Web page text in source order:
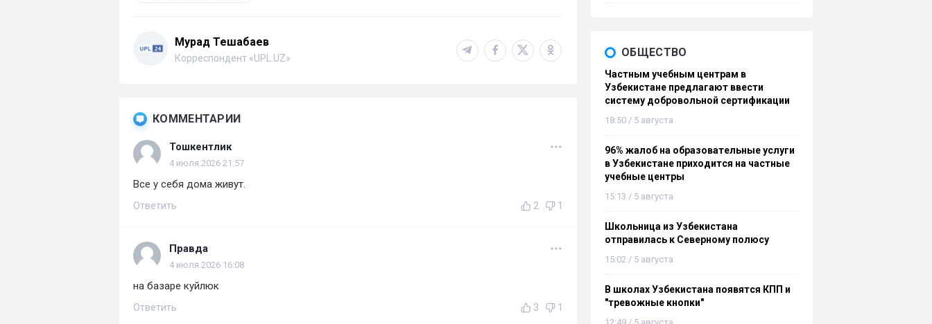
Мурад Тешабаев
Корреспондент «UPL.UZ»
КОММЕНТАРИИ
Тошкентлик
4 июля 2026 21:57
Все у себя дома живут.
Ответить 2 1
Правда
4 июля 2026 16:08
на базаре куйлюк
Ответить 3 1
ОБЩЕСТВО
Частным учебным центрам в
Узбекистане предлагают ввести
систему добровольной сертификации
18:50 / 5 августа
96% жалоб на образовательные услуги
в Узбекистане приходится на частные
учебные центры
15:13 / 5 августа
Школьница из Узбекистана
отправилась к Северному полюсу
15:02 / 5 августа
В школах Узбекистана появятся КПП и
"тревожные кнопки"